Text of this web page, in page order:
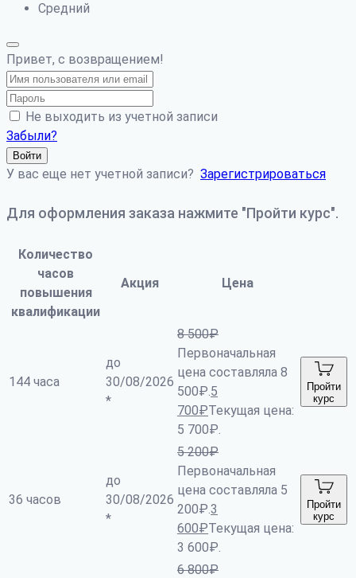
Средний
Привет, с возвращением!
Не выходить из учетной записи
Забыли?
Войти
У вас еще нет учетной записи? Зарегистрироваться
Для оформления заказа нажмите "Пройти курс".
Количество
часов
повышения
квалификации
Акция Цена
144 часа
до
30/08/2026
*
8 500₽
Первоначальная
цена составляла 8
500₽.5
700₽Текущая цена:
5 700₽.
Пройти
курс
36 часов
до
30/08/2026
*
5 200₽
Первоначальная
цена составляла 5
200₽.3
600₽Текущая цена:
3 600₽.
Пройти
курс
6 800₽